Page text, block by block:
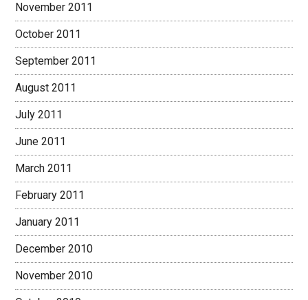
November 2011
October 2011
September 2011
August 2011
July 2011
June 2011
March 2011
February 2011
January 2011
December 2010
November 2010